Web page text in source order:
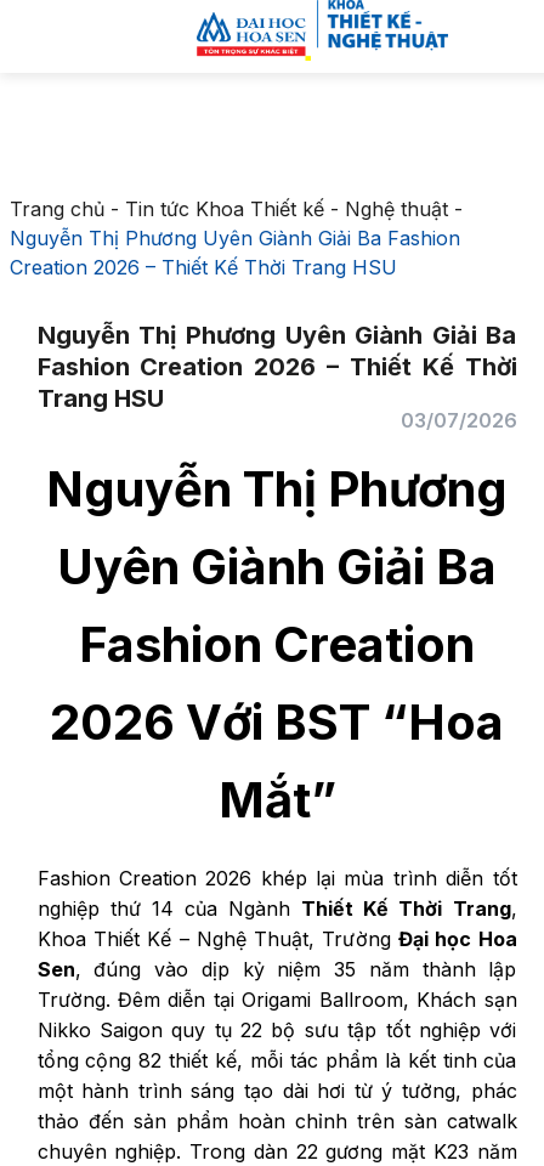
Trang chủ- Tin tức Khoa Thiết kế - Nghệ thuật-
Nguyễn Thị Phương Uyên Giành Giải Ba Fashion
Creation 2026 – Thiết Kế Thời Trang HSU
Nguyễn Thị Phương Uyên Giành Giải Ba
Fashion Creation 2026 – Thiết Kế Thời
Trang HSU
03/07/2026
Nguyễn Thị Phương
Uyên Giành Giải Ba
Fashion Creation
2026 Với BST “Hoa
Mắt”
Fashion Creation 2026 khép lại mùa trình diễn tốt
nghiệp thứ 14 của Ngành Thiết Kế Thời Trang,
Khoa Thiết Kế – Nghệ Thuật, Trường Đại học Hoa
Sen, đúng vào dịp kỷ niệm 35 năm thành lập
Trường. Đêm diễn tại Origami Ballroom, Khách sạn
Nikko Saigon quy tụ 22 bộ sưu tập tốt nghiệp với
tổng cộng 82 thiết kế, mỗi tác phẩm là kết tinh của
một hành trình sáng tạo dài hơi từ ý tưởng, phác
thảo đến sản phẩm hoàn chỉnh trên sàn catwalk
chuyên nghiệp. Trong dàn 22 gương mặt K23 năm